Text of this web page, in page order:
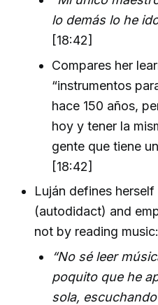
lo demás lo he
[18:42]
Compares her
“instrumentos
hace 150 años,
hoy y tener la
gente que tiene
[18:42]
Luján defines
(autodidact) and
not by reading music:
“No sé leer
poquito que he
sola,